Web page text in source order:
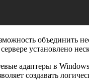
объединить
установлено
адаптеры в
создавать